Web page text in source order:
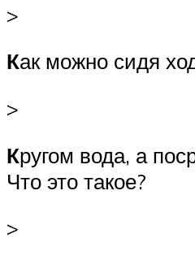
>
Как можно сидя
>
Кругом вода, а
Что это такое?
>